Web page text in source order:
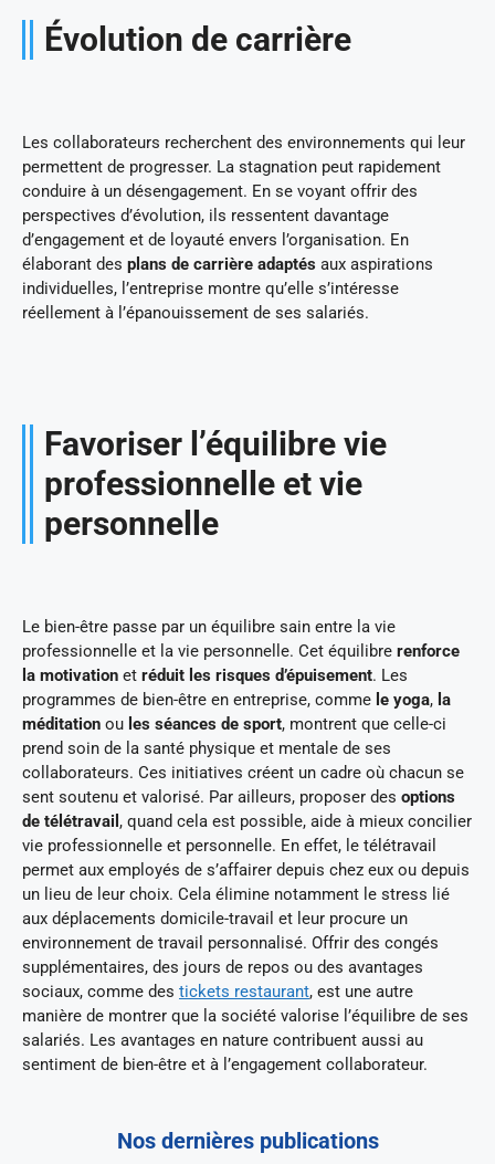
Évolution de carrière
Les collaborateurs recherchent des environnements qui leur
permettent de progresser. La stagnation peut rapidement
conduire à un désengagement. En se voyant offrir des
perspectives d’évolution, ils ressentent davantage
d’engagement et de loyauté envers l’organisation. En
élaborant des plans de carrière adaptés aux aspirations
individuelles, l’entreprise montre qu’elle s’intéresse
réellement à l’épanouissement de ses salariés.
Favoriser l’équilibre vie
professionnelle et vie
personnelle
Le bien-être passe par un équilibre sain entre la vie
professionnelle et la vie personnelle. Cet équilibre renforce
la motivation et réduit les risques d’épuisement. Les
programmes de bien-être en entreprise, comme le yoga, la
méditation ou les séances de sport, montrent que celle-ci
prend soin de la santé physique et mentale de ses
collaborateurs. Ces initiatives créent un cadre où chacun se
sent soutenu et valorisé. Par ailleurs, proposer des options
de télétravail , quand cela est possible, aide à mieux concilier
vie professionnelle et personnelle. En effet, le télétravail
permet aux employés de s’affairer depuis chez eux ou depuis
un lieu de leur choix. Cela élimine notamment le stress lié
aux déplacements domicile-travail et leur procure un
environnement de travail personnalisé. Offrir des congés
supplémentaires, des jours de repos ou des avantages
sociaux, comme des tickets restaurant, est une autre
manière de montrer que la société valorise l’équilibre de ses
salariés. Les avantages en nature contribuent aussi au
sentiment de bien-être et à l’engagement collaborateur.
Nos dernières publications